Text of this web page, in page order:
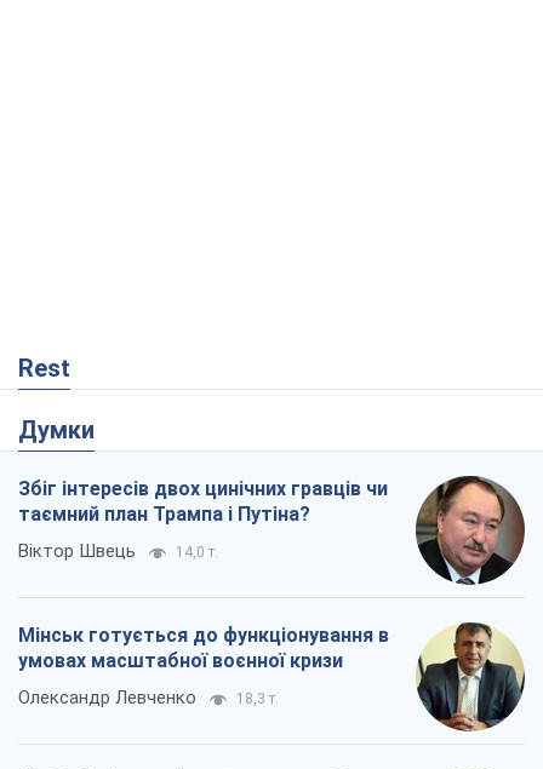
Rest
Думки
Збіг інтересів двох цинічних гравців чи
таємний план Трампа і Путіна?
Віктор Швець 14,0 т.
Мінськ готується до функціонування в
умовах масштабної воєнної кризи
Олександр Левченко 18,3 т.